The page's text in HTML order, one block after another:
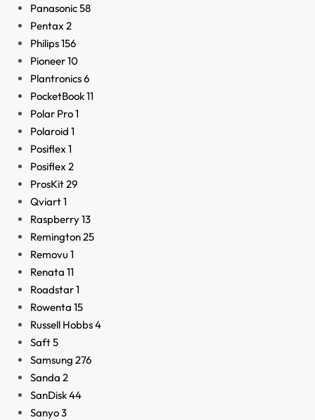
Panasonic58
Pentax 2
Philips156
Pioneer10
Plantronics6
PocketBook11
Polar Pro1
Polaroid 1
Posiflex 1
Posiflex 2
ProsKit29
Qviart1
Raspberry13
Remington25
Removu 1
Renata 11
Roadstar1
Rowenta 15
Russell Hobbs4
Saft5
Samsung 276
Sanda 2
SanDisk44
Sanyo3